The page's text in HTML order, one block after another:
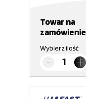
Towar na
zamówienie
Wybierz ilość